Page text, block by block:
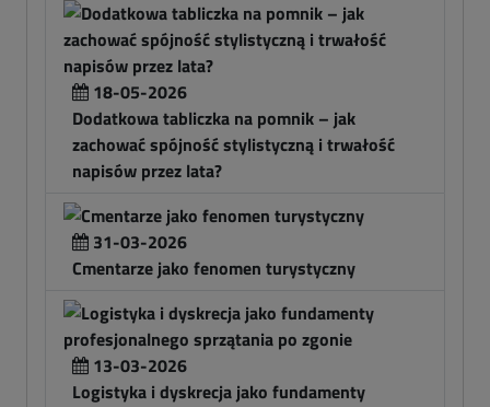
18-05-2026
Dodatkowa tabliczka na pomnik – jak
zachować spójność stylistyczną i trwałość
napisów przez lata?
31-03-2026
Cmentarze jako fenomen turystyczny
13-03-2026
Logistyka i dyskrecja jako fundamenty